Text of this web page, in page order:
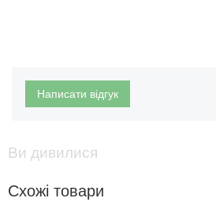
Написати відгук
Ви дивилися
Схожі товари